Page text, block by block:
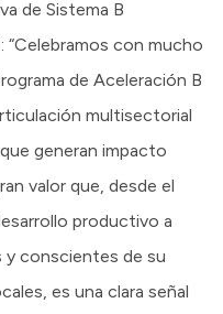
de Sistema B
“Celebramos con mucho
de Aceleración B
multisectorial
generan impacto
valor que, desde el
productivo a
y conscientes de su
es una clara señal